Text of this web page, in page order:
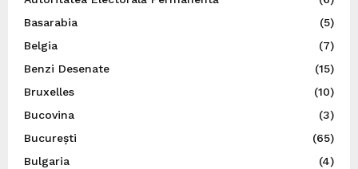
Basarabia
(5)
Belgia
(7)
Benzi Desenate
(15)
Bruxelles
(10)
Bucovina
(3)
București
(65)
Bulgaria
(4)